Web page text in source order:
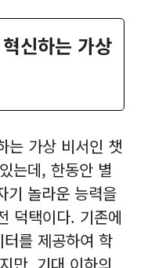
신하는 가상
는 가상 비서인 챗
는데, 한동안 별
기 놀라운 능력을
덕택이다. 기존에
를 제공하여 학